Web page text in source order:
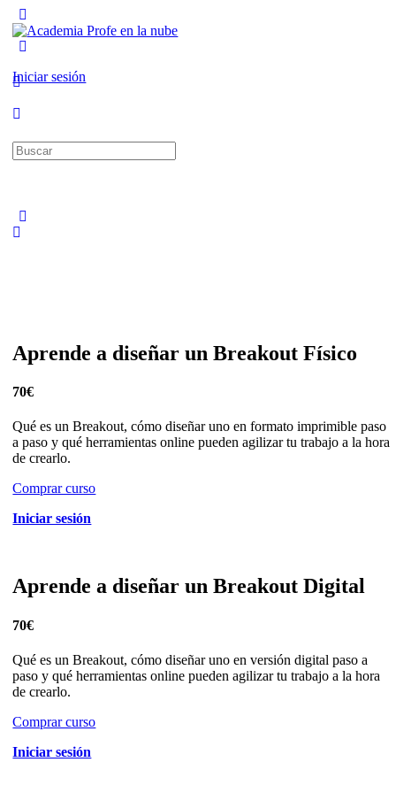
Side
Iniciar sesión
Buscar:
Aprende a diseñar un Breakout Físico
70€
Qué es un Breakout, cómo diseñar uno en formato imprimible paso
a paso y qué herramientas online pueden agilizar tu trabajo a la hora
de crearlo.
Comprar curso
Iniciar sesión
Aprende a diseñar un Breakout Digital
70€
Qué es un Breakout, cómo diseñar uno en versión digital paso a
paso y qué herramientas online pueden agilizar tu trabajo a la hora
de crearlo.
Comprar curso
Iniciar sesión